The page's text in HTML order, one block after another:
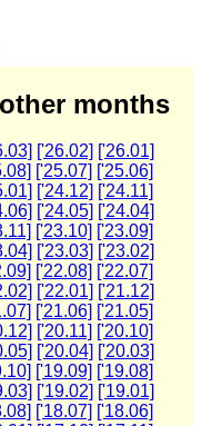
months
['26.02] ['26.01]
['25.07] ['25.06]
['24.12] ['24.11]
['24.05] ['24.04]
['23.10] ['23.09]
['23.03] ['23.02]
['22.08] ['22.07]
['22.01] ['21.12]
['21.06] ['21.05]
['20.11] ['20.10]
['20.04] ['20.03]
['19.09] ['19.08]
['19.02] ['19.01]
['18.07] ['18.06]